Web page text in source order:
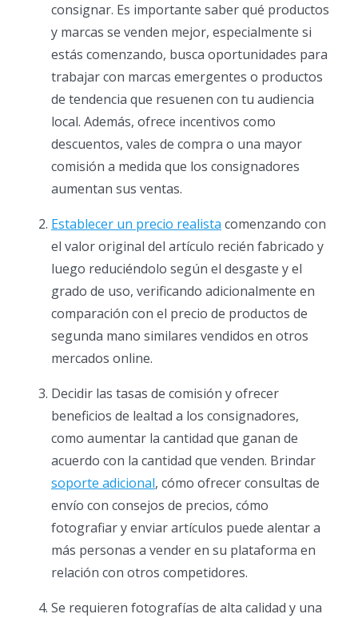
consignar. Es importante saber qué productos
y marcas se venden mejor, especialmente si
estás comenzando, busca oportunidades para
trabajar con marcas emergentes o productos
de tendencia que resuenen con tu audiencia
local. Además, ofrece incentivos como
descuentos, vales de compra o una mayor
comisión a medida que los consignadores
aumentan sus ventas.
Establecer un precio realista comenzando con
el valor original del artículo recién fabricado y
luego reduciéndolo según el desgaste y el
grado de uso, verificando adicionalmente en
comparación con el precio de productos de
segunda mano similares vendidos en otros
mercados online.
Decidir las tasas de comisión y ofrecer
beneficios de lealtad a los consignadores,
como aumentar la cantidad que ganan de
acuerdo con la cantidad que venden. Brindar
soporte adicional, cómo ofrecer consultas de
envío con consejos de precios, cómo
fotografiar y enviar artículos puede alentar a
más personas a vender en su plataforma en
relación con otros competidores.
Se requieren fotografías de alta calidad y una